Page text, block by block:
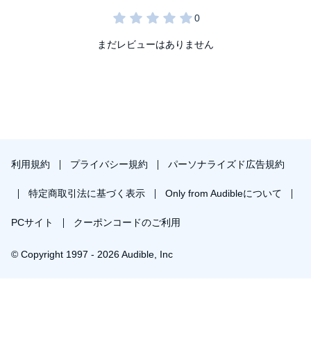
まだレビューはありません
利用規約 プライバシー規約 パーソナライズド広告規約
特定商取引法に基づく表示 Only from Audibleについて
PCサイト クーポンコードのご利用
© Copyright 1997 - 2026 Audible, Inc